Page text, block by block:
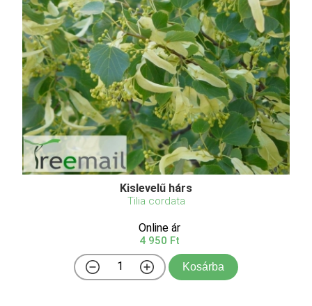
Kislevelű hárs
Tilia cordata
Online ár
4 950 Ft
Kosárba